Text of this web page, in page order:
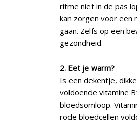
ritme niet in de pas
kan zorgen voor een
gaan. Zelfs op een
gezondheid.
2. Eet je warm?
Is een dekentje,
voldoende vitamine
bloedsomloop.
rode bloedcellen